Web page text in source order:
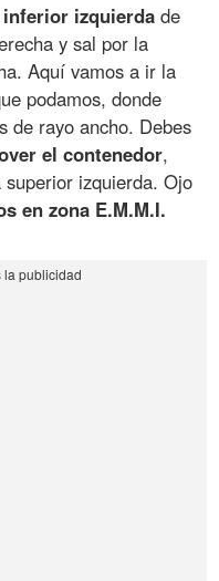
izquierda de
y sal por la
Aquí vamos a ir la
podamos, donde
de rayo ancho. Debes
el contenedor,
izquierda. Ojo
en zona E.M.M.I.